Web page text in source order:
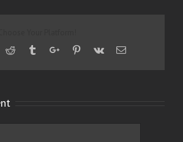
Reddit TumblrGoogle+Pinterest
Vk Email